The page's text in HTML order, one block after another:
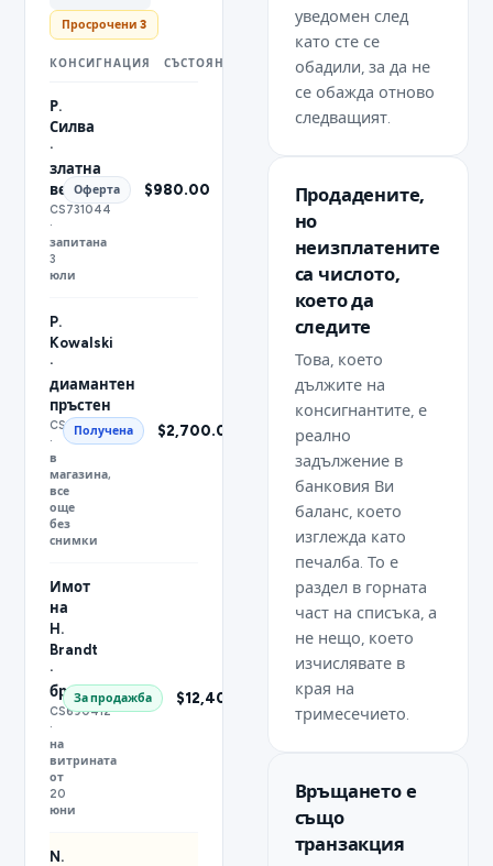
Просрочени 3
КОНСИГНАЦИЯ СЪСТОЯНИЕ СТОЙНОСТ
Р.
Силва
·
златна
верижка
CS731044
·
запитана
3
юли
Оферта $980.00
P.
Kowalski
·
диамантен
пръстен
CS518267
·
в
магазина,
все
още
без
снимки
Получена $2,700.00
Имот
на
H.
Brandt
·
брошка
CS690412
·
на
витрината
от
20
юни
За продажба $12,400.00
N.
уведомен след
като сте се
обадили, за да не
се обажда отново
следващият.
Продадените,
но
неизплатените
са числото,
което да
следите
Това, което
дължите на
консигнантите, е
реално
задължение в
банковия Ви
баланс, което
изглежда като
печалба. То е
раздел в горната
част на списъка, а
не нещо, което
изчислявате в
края на
тримесечието.
Връщането е
също
транзакция